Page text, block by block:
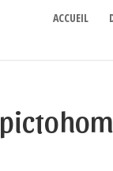
ACCUEIL